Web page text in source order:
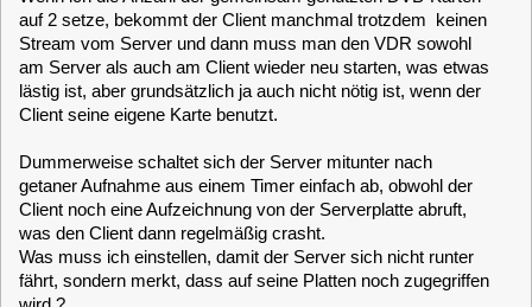
wird ?
Gibt's da irgendeinen Trick, eine SVDRP-Verbindung zum
Server so lange offen zu halten, wie der Client läuft?
Ein weiteres Problem liegt darin, dass inzwischen beim
Abspielen einer Aufnahme vom Server auf dem Client Ton
und Bild ziemlich schnell auseinander laufen und der Ton
Wenn ich mir dann die Auslastung des Clients anschaue,
scheint die noch genug Ressourcen zu haben.
Ich vemute langsam, dass irgendetwas am Client nicht
stimmt. Aber was?
Grüße, frohes Schaffen und gutes Gelingen